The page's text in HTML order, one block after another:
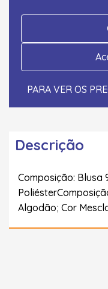
PARA VER OS
Descrição
Composição: Blusa
Algodão; Cor